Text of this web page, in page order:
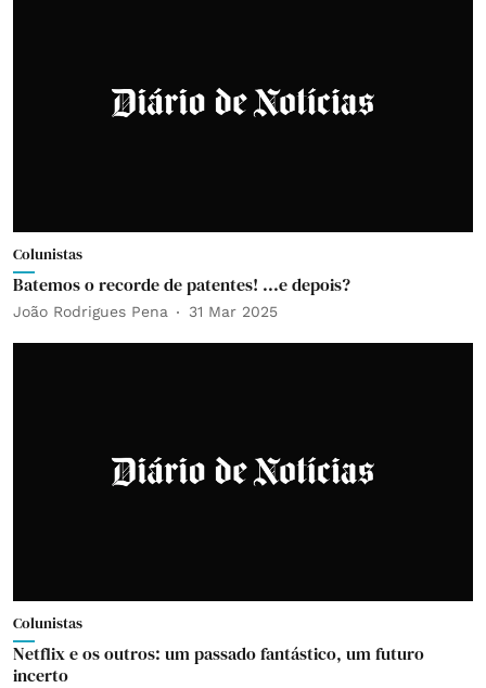
Colunistas
Batemos o recorde de patentes! ...e depois?
João Rodrigues Pena 31 Mar 2025
Colunistas
Netflix e os outros: um passado fantástico, um futuro
incerto